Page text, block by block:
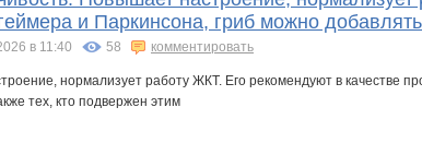
и Паркинсона, гриб можно
в 11:40 58 комментировать